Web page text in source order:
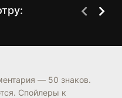
7.8
— 50 знаков.
Спойлеры к